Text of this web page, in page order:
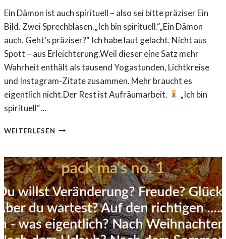
Ein Dämon ist auch spirituell – also sei bitte präziser Ein
Bild. Zwei Sprechblasen.„Ich bin spirituell.“„Ein Dämon
auch. Geht’s präziser?“ Ich habe laut gelacht. Nicht aus
Spott – aus Erleichterung.Weil dieser eine Satz mehr
Wahrheit enthält als tausend Yogastunden, Lichtkreise
und Instagram-Zitate zusammen. Mehr braucht es
eigentlich nicht.Der Rest ist Aufräumarbeit.
„Ich bin
spirituell“…
WEITERLESEN
E
D
E
R
W
A
N
D